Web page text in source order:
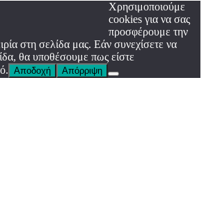
Χρησιμοποιούμε
cookies για να σας
προσφέρουμε την
στη σελίδα μας. Εάν συνεχίσετε να
θα υποθέσουμε πως είστε
Αποδοχή Απόρριψη